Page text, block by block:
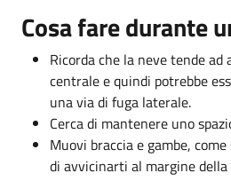
Cosa fare durante
Ricorda che la neve tende
centrale e quindi potrebbe
una via di fuga laterale.
Cerca di mantenere uno
Muovi braccia e gambe,
di avvicinarti al margine